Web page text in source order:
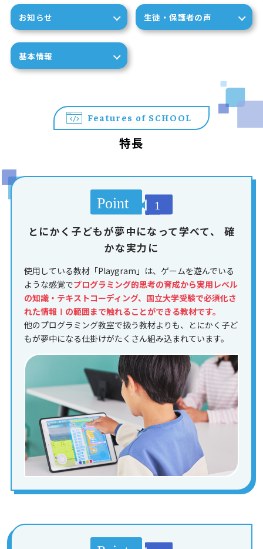
お知らせ 生徒・保護者の声
基本情報
Features of SCHOOL
特長
とにかく子どもが夢中になって学べて、
確
かな実力に
使用している教材「Playgram」は、ゲームを遊んでいる
ような感覚でプログラミング的思考の育成から実用レベル
の知識・テキストコーディング、国立大学受験で必須化さ
れた情報Ⅰの範囲まで触れることができる教材です。
他のプログラミング教室で扱う教材よりも、とにかく子ど
もが夢中になる仕掛けがたくさん組み込まれています。